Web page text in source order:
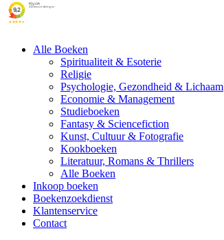
Alle Boeken
Spiritualiteit & Esoterie
Religie
Psychologie, Gezondheid & Lichaam
Economie & Management
Studieboeken
Fantasy & Sciencefiction
Kunst, Cultuur & Fotografie
Kookboeken
Literatuur, Romans & Thrillers
Alle Boeken
Inkoop boeken
Boekenzoekdienst
Klantenservice
Contact